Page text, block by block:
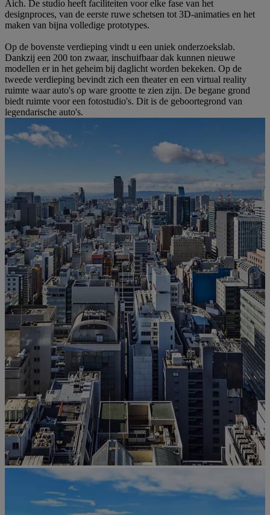
Aich. De studio heeft faciliteiten voor elke fase van het
designproces, van de eerste ruwe schetsen tot 3D-animaties en het
maken van bijna volledige prototypes.
Op de bovenste verdieping vindt u een uniek onderzoekslab.
Dankzij een 200 ton zwaar, inschuifbaar dak kunnen nieuwe
modellen er in het geheim bij daglicht worden bekeken. Op de
tweede verdieping bevindt zich een theater en een virtual reality
ruimte waar auto's op ware grootte te zien zijn. De begane grond
biedt ruimte voor een fotostudio's. Dit is de geboortegrond van
legendarische auto's.